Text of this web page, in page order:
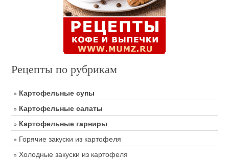
Рецепты по рубрикам
Картофельные супы
Картофельные салаты
Картофельные гарниры
Горячие закуски из картофеля
Холодные закуски из картофеля